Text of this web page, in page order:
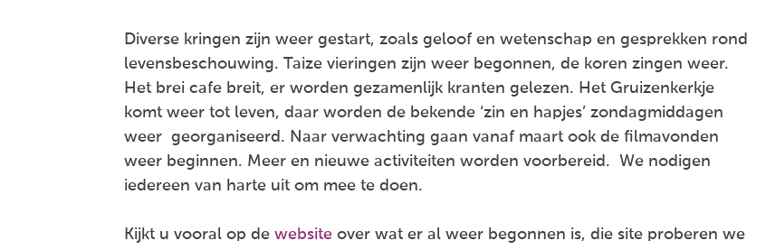
Diverse kringen zijn weer gestart, zoals geloof en wetenschap en gesprekken rond
levensbeschouwing. Taize vieringen zijn weer begonnen, de koren zingen weer.
Het brei cafe breit, er worden gezamenlijk kranten gelezen. Het Gruizenkerkje
komt weer tot leven, daar worden de bekende ‘zin en hapjes’ zondagmiddagen
weer georganiseerd. Naar verwachting gaan vanaf maart ook de filmavonden
weer beginnen. Meer en nieuwe activiteiten worden voorbereid. We nodigen
iedereen van harte uit om mee te doen.
Kijkt u vooral op de website over wat er al weer begonnen is, die site proberen we